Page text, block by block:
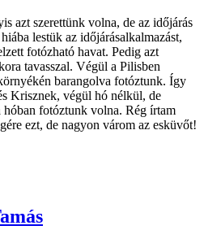
azt szerettünk volna, de az időjárás
lestük az időjárásalkalmazást,
fotózható havat. Pedig azt
tavasszal. Végül a Pilisben
barangolva fotóztunk. Így
Krisznek, végül hó nélkül, de
fotóztunk volna. Rég írtam
ezt, de nagyon várom az esküvőt!